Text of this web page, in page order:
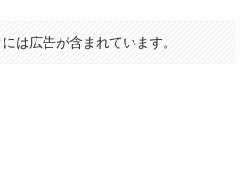
は広告が含まれています。